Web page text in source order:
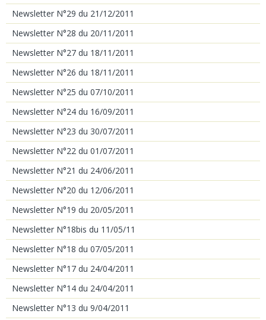
Newsletter N°29 du 21/12/2011
Newsletter N°28 du 20/11/2011
Newsletter N°27 du 18/11/2011
Newsletter N°26 du 18/11/2011
Newsletter N°25 du 07/10/2011
Newsletter N°24 du 16/09/2011
Newsletter N°23 du 30/07/2011
Newsletter N°22 du 01/07/2011
Newsletter N°21 du 24/06/2011
Newsletter N°20 du 12/06/2011
Newsletter N°19 du 20/05/2011
Newsletter N°18bis du 11/05/11
Newsletter N°18 du 07/05/2011
Newsletter N°17 du 24/04/2011
Newsletter N°14 du 24/04/2011
Newsletter N°13 du 9/04/2011